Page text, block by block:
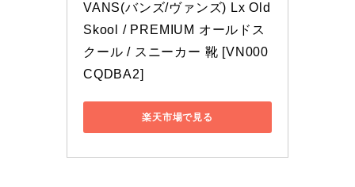
VANS(バンズ/ヴァンズ) Lx Old
Skool / PREMIUM オールドス
クール / スニーカー 靴 [VN000
CQDBA2]
楽天市場で見る